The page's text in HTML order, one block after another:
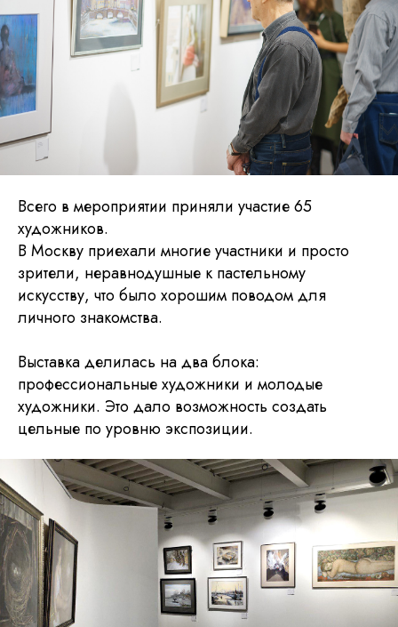
Всего в мероприятии приняли участие 65
художников.
В Москву приехали многие участники и просто
зрители, неравнодушные к пастельному
искусству, что было хорошим поводом для
личного знакомства.
Выставка делилась на два блока:
профессиональные художники и молодые
художники. Это дало возможность создать
цельные по уровню экспозиции.